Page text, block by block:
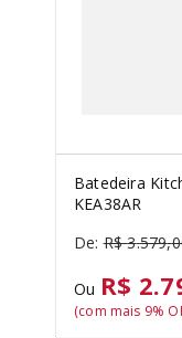
Batedeira
KEA38AR
R$ 3.579,
Ou R$
(com mais 9%